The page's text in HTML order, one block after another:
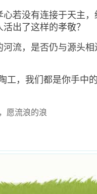
若没有连接于天主，
出了这样的孝敬？
流，是否仍与源头相
工，我们都是你手中
愿流浪的浪